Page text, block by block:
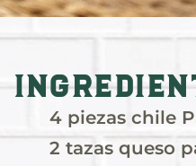
4 piezas chile
2 tazas queso